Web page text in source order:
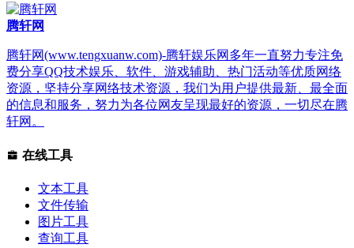
腾轩网
腾轩网(www.tengxuanw.com)-腾轩娱乐网多年一直努力专注免
费分享QQ技术娱乐、软件、游戏辅助、热门活动等优质网络
资源，坚持分享网络技术资源，我们为用户提供最新、最全面
的信息和服务，努力为各位网友呈现最好的资源，一切尽在腾
轩网。
在线工具
文本工具
文件传输
图片工具
查询工具